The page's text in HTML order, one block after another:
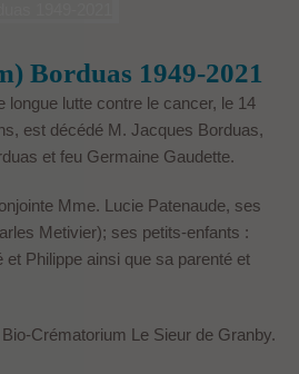
Borduas 1949-2021
longue lutte contre le cancer, le 14
est décédé M. Jacques Borduas,
et feu Germaine Gaudette.
Mme. Lucie Patenaude, ses
Metivier); ses petits-enfants :
Philippe ainsi que sa parenté et
Bio-Crématorium Le Sieur de Granby.